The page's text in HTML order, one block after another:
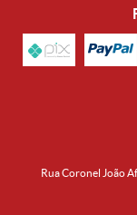
Rua Coronel João